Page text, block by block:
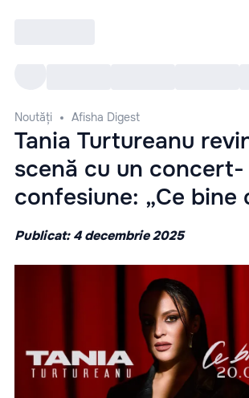
Noutăți Afisha Digest
Tania Turtureanu
scenă cu un concert-
confesiune: „Ce bine
Publicat: 4 decembrie 2025